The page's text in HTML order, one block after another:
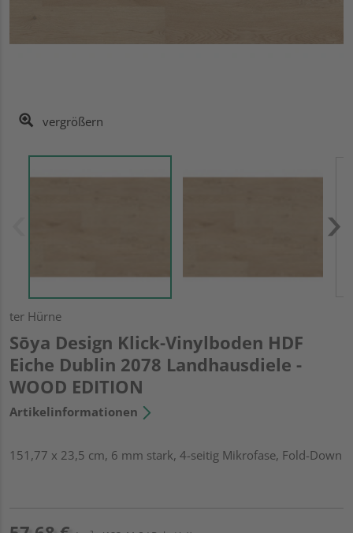
vergrößern
ter Hürne
Sōya Design Klick-Vinylboden HDF
Eiche Dublin 2078 Landhausdiele -
WOOD EDITION
Artikelinformationen
151,77 x 23,5 cm, 6 mm stark, 4-seitig Mikrofase, Fold-Down